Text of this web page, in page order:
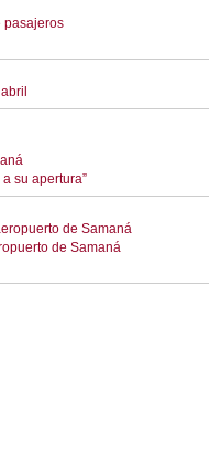
pasajeros
su apertura”
de Samaná
de Samaná